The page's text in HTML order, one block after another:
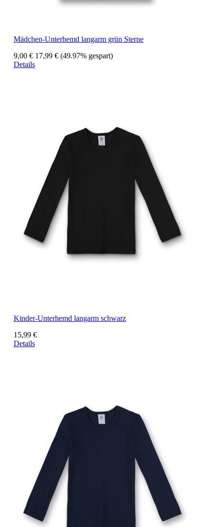
Mädchen-Unterhemd langarm grün Sterne
9,00 € 17,99 € (49.97% gespart)
Details
Kinder-Unterhemd langarm schwarz
15,99 €
Details